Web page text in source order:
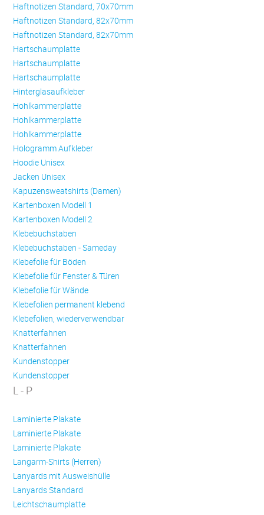
Haftnotizen Standard, 70x70mm
Haftnotizen Standard, 82x70mm
Haftnotizen Standard, 82x70mm
Hartschaumplatte
Hartschaumplatte
Hartschaumplatte
Hinterglasaufkleber
Hohlkammerplatte
Hohlkammerplatte
Hohlkammerplatte
Hologramm Aufkleber
Hoodie Unisex
Jacken Unisex
Kapuzensweatshirts (Damen)
Kartenboxen Modell 1
Kartenboxen Modell 2
Klebebuchstaben
Klebebuchstaben - Sameday
Klebefolie für Böden
Klebefolie für Fenster & Türen
Klebefolie für Wände
Klebefolien permanent klebend
Klebefolien, wiederverwendbar
Knatterfahnen
Knatterfahnen
Kundenstopper
Kundenstopper
L - P
Laminierte Plakate
Laminierte Plakate
Laminierte Plakate
Langarm-Shirts (Herren)
Lanyards mit Ausweishülle
Lanyards Standard
Leichtschaumplatte